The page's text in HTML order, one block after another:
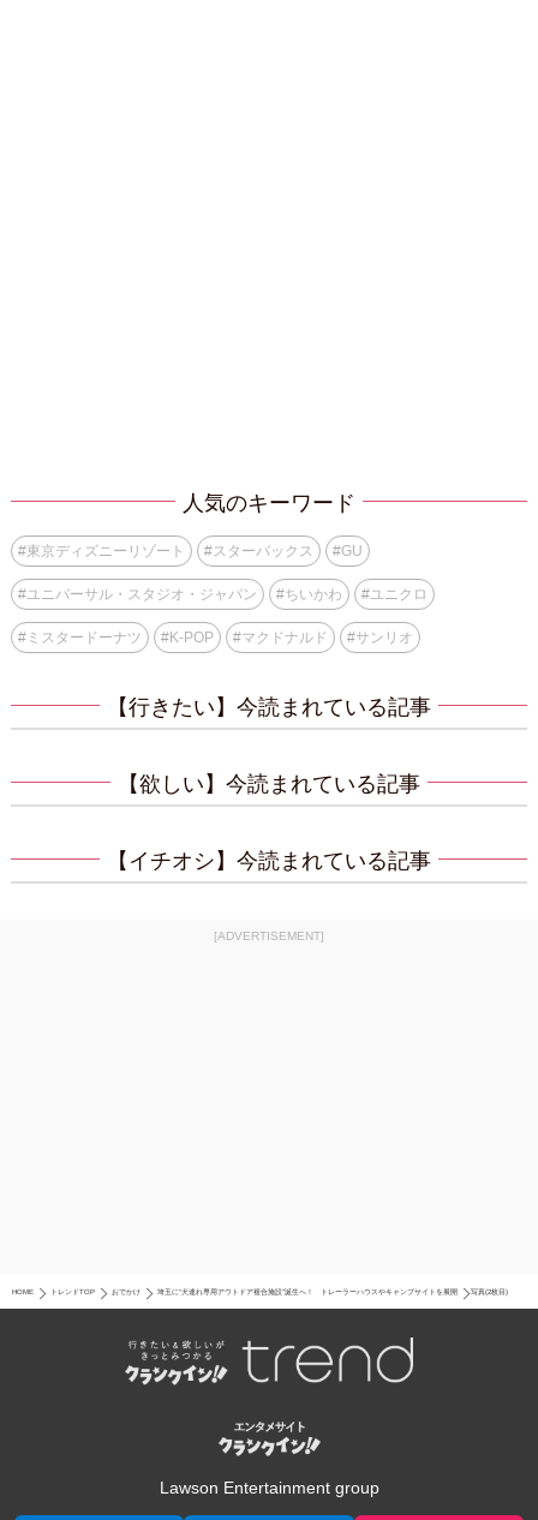
人気のキーワード
#東京ディズニーリゾート #スターバックス #GU
#ユニバーサル・スタジオ・ジャパン #ちいかわ #ユニクロ
#ミスタードーナツ #K-POP #マクドナルド #サンリオ
【行きたい】今読まれている記事
【欲しい】今読まれている記事
【イチオシ】今読まれている記事
[ADVERTISEMENT]
HOME トレンドTOP おでかけ 埼玉に“犬連れ専用アウトドア複合施設”誕生へ！ トレーラーハウスやキャンプサイトを展開 写真(2枚目)
Lawson Entertainment group